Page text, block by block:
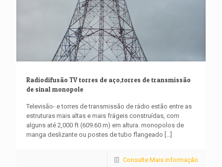
Radiodifusão TV torres de aço,torres de transmissão
de sinal monopole
Televisão- e torres de transmissão de rádio estão entre as
estruturas mais altas e mais frágeis construídas, com
alguns até 2,000 ft (609.60 m) em altura. monopolos de
manga deslizante ou postes de tubo flangeado […]
Consulte Mais informação